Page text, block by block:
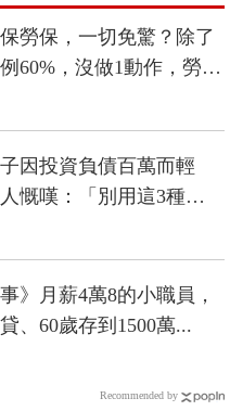
勞保，一切免驚？除了
60%，沒做1動作，勞工
窘境
因投資負債百萬而輕
慨嘆：「別用這3種方
》月薪4萬8的小職員，
、60歲存到1500萬...
Recommended by